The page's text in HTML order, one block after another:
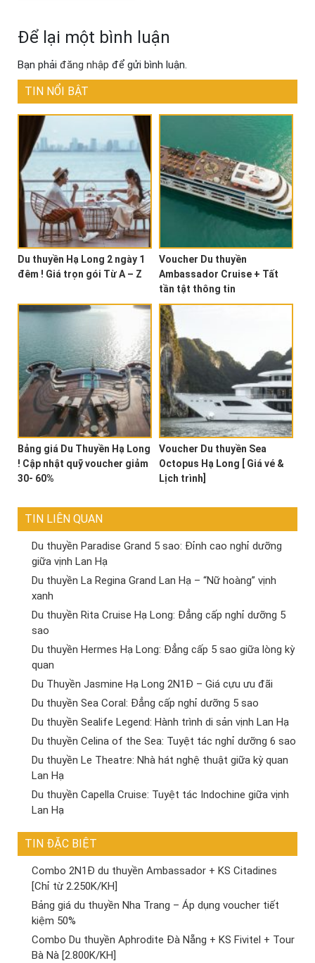
Để lại một bình luận
Bạn phải đăng nhập để gửi bình luận.
TIN NỔI BẬT
Du thuyền Hạ Long 2 ngày 1
đêm ! Giá trọn gói Từ A – Z
Voucher Du thuyền
Ambassador Cruise + Tất
tần tật thông tin
Bảng giá Du Thuyền Hạ Long
! Cập nhật quỹ voucher giảm
30- 60%
Voucher Du thuyền Sea
Octopus Hạ Long [ Giá vé &
Lịch trình]
TIN LIÊN QUAN
Du thuyền Paradise Grand 5 sao: Đỉnh cao nghỉ dưỡng
giữa vịnh Lan Hạ
Du thuyền La Regina Grand Lan Hạ – “Nữ hoàng” vịnh
xanh
Du thuyền Rita Cruise Hạ Long: Đẳng cấp nghỉ dưỡng 5
sao
Du thuyền Hermes Hạ Long: Đẳng cấp 5 sao giữa lòng kỳ
quan
Du Thuyền Jasmine Hạ Long 2N1Đ – Giá cựu ưu đãi
Du thuyền Sea Coral: Đẳng cấp nghỉ dưỡng 5 sao
Du thuyền Sealife Legend: Hành trình di sản vịnh Lan Hạ
Du thuyền Celina of the Sea: Tuyệt tác nghỉ dưỡng 6 sao
Du thuyền Le Theatre: Nhà hát nghệ thuật giữa kỳ quan
Lan Hạ
Du thuyền Capella Cruise: Tuyệt tác Indochine giữa vịnh
Lan Hạ
TIN ĐẶC BIỆT
Combo 2N1Đ du thuyền Ambassador + KS Citadines
[Chỉ từ 2.250K/KH]
Bảng giá du thuyền Nha Trang – Áp dụng voucher tiết
kiệm 50%
Combo Du thuyền Aphrodite Đà Nẵng + KS Fivitel + Tour
Bà Nà [2.800K/KH]